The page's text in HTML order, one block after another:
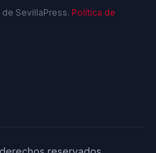
SevillaPress. Política de